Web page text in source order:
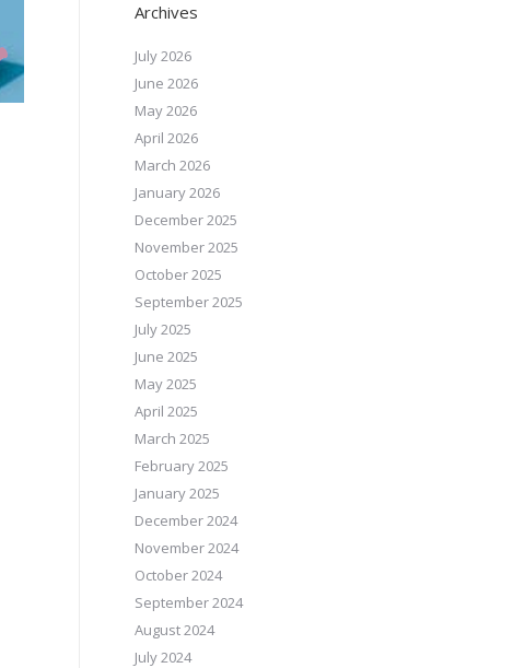
Archives
July 2026
June 2026
May 2026
April 2026
March 2026
January 2026
December 2025
November 2025
October 2025
September 2025
July 2025
June 2025
May 2025
April 2025
March 2025
February 2025
January 2025
December 2024
November 2024
October 2024
September 2024
August 2024
July 2024